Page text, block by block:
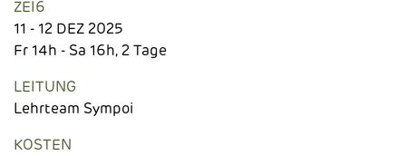
ZEI6
11 - 12 DEZ 2025
Fr 14h - Sa 16h, 2 Tage
LEITUNG
Lehrteam Sympoi
KOSTEN